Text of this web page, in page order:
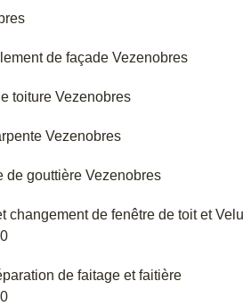
de façade Vezenobres
toiture Vezenobres
Vezenobres
de gouttière Vezenobres
changement de fenêtre de toit et
de faitage et faitière